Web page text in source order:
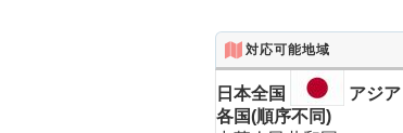
対応可能地域
日本全国
アジア
各国(順序不同)